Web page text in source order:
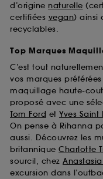
d’origine naturelle
certifiées vegan) ainsi
recyclables.
Top Marques
C’est tout
vos marques
maquillage haute-
proposé avec une
Tom Ford et Yves Saint
On pense à Rihanna
aussi. Découvrez les
britannique Charlotte
sourcil, chez Anastasia
excursion dans